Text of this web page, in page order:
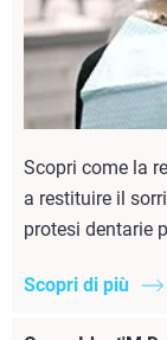
Scopri come la
a restituire il
protesi dentarie
Scopri di più